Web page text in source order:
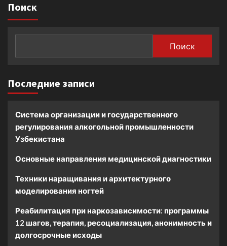
Поиск
Поиск
Последние записи
Система организации и государственного
регулирования алкогольной промышленности
Узбекистана
Основные направления медицинской диагностики
Техники наращивания и архитектурного
моделирования ногтей
Реабилитация при наркозависимости: программы
12 шагов, терапия, ресоциализация, анонимность и
долгосрочные исходы